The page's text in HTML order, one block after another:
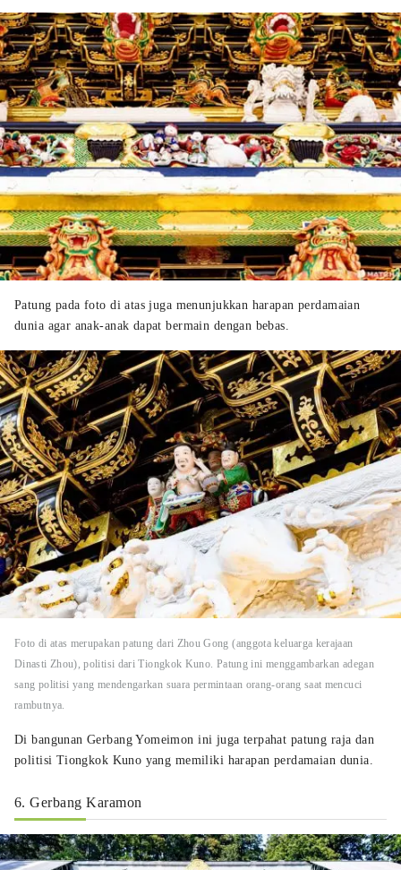
Patung pada foto di atas juga menunjukkan harapan perdamaian
dunia agar anak-anak dapat bermain dengan bebas.
Foto di atas merupakan patung dari Zhou Gong (anggota keluarga kerajaan
Dinasti Zhou), politisi dari Tiongkok Kuno. Patung ini menggambarkan adegan
sang politisi yang mendengarkan suara permintaan orang-orang saat mencuci
rambutnya.
Di bangunan Gerbang Yomeimon ini juga terpahat patung raja dan
politisi Tiongkok Kuno yang memiliki harapan perdamaian dunia.
6. Gerbang Karamon